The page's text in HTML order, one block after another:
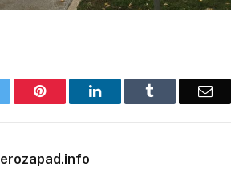
Pinterest LinkedIn Email